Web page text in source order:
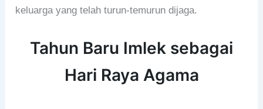
keluarga yang telah turun-temurun dijaga.
Tahun Baru Imlek sebagai
Hari Raya Agama